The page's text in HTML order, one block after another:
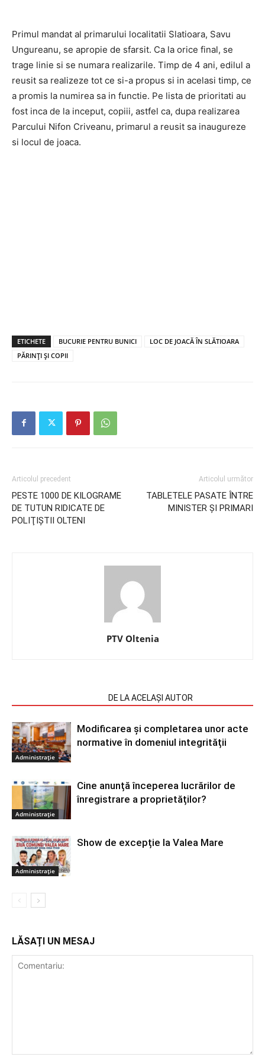
Primul mandat al primarului localitatii Slatioara, Savu
Ungureanu, se apropie de sfarsit. Ca la orice final, se
trage linie si se numara realizarile. Timp de 4 ani, edilul a
reusit sa realizeze tot ce si-a propus si in acelasi timp, ce
a promis la numirea sa in functie. Pe lista de prioritati au
fost inca de la inceput, copiii, astfel ca, dupa realizarea
Parcului Nifon Criveanu, primarul a reusit sa inaugureze
si locul de joaca.
ETICHETE BUCURIE PENTRU BUNICI
LOC DE JOACĂ ÎN SLĂTIOARA
PĂRINŢI ŞI COPII
Articolul precedent
PESTE 1000 DE KILOGRAME
DE TUTUN RIDICATE DE
POLIŢIŞTII OLTENI
Articolul următor
TABLETELE PASATE ÎNTRE
MINISTER ȘI PRIMARI
PTV Oltenia
DE LA ACELAȘI AUTOR
Administrație
Modificarea și completarea unor acte
normative în domeniul integrității
Administrație
Cine anunță începerea lucrărilor de
înregistrare a proprietăților?
Administrație
Show de excepție la Valea Mare
LĂSAȚI UN MESAJ